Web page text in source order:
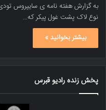
به گزارش هفته نامه ی سایپروس
نوع لاک پشت غول پیکر که…
بیشتر بخوانید »
پخش زنده رادیو قبرس